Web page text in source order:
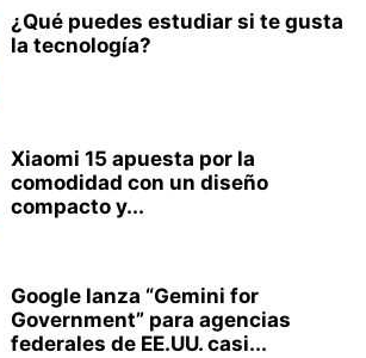
¿Qué puedes estudiar si te gusta
la tecnología?
Xiaomi 15 apuesta por la
comodidad con un diseño
compacto y...
Google lanza “Gemini for
Government” para agencias
federales de EE.UU. casi...